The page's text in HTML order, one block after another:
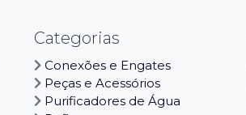
Categorias
Conexões e Engates
Peças e Acessórios
Purificadores de Água